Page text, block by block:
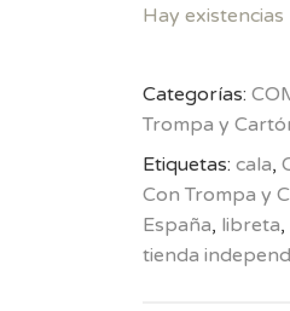
Hay existencias
Categorías:
Trompa y
Etiquetas: cala,
Con Trompa y
España, libreta,
tienda